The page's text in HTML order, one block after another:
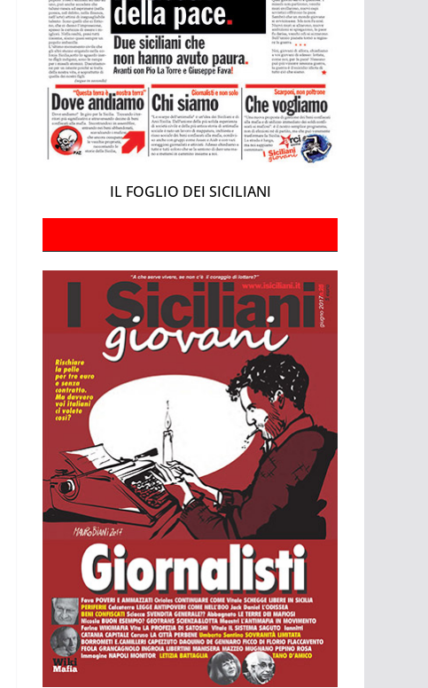
IL FOGLIO DEI SICILIANI